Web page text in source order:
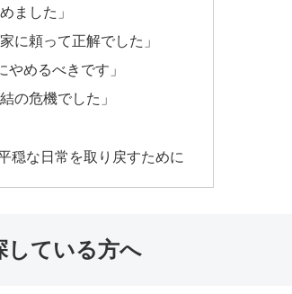
ました」
に頼って正解でした」
めるべきです」
の危機でした」
穏な日常を取り戻すために
している方へ